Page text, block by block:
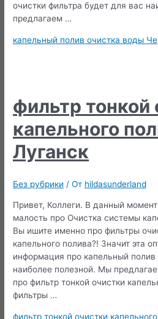
очистки фильтра будет для вас
предлагаем …
капельный полив очистка воды
фильтр тонкой
капельного
Луганск
Без рубрики / От hildasunderland
Привет, Коллеги. В данный
малость про Очистка системы
Вы ишите именно про фильтры
капельного полива?! Значит эта
информация про капельный полив
наиболее полезной. Мы
про фильтр тонкой очистки
фильтры …
фильтр тонкой очистки